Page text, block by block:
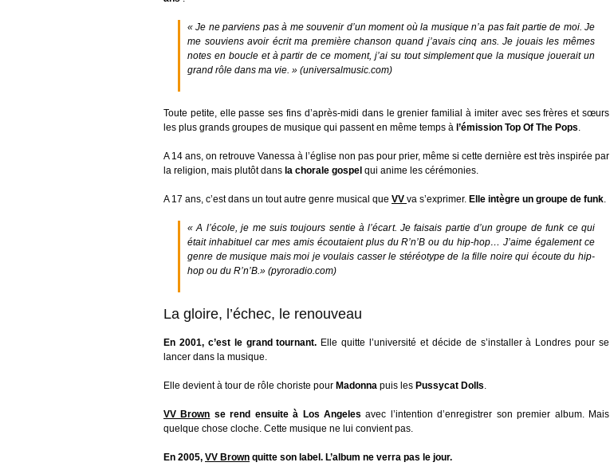
« Je ne parviens pas à me souvenir d’un moment où la musique n’a pas fait partie de moi. Je
me souviens avoir écrit ma première chanson quand j’avais cinq ans. Je jouais les mêmes
notes en boucle et à partir de ce moment, j’ai su tout simplement que la musique jouerait un
grand rôle dans ma vie. » (universalmusic.com)
Toute petite, elle passe ses fins d’après-midi dans le grenier familial à imiter avec ses frères et sœurs
les plus grands groupes de musique qui passent en même temps à l’émission Top Of The Pops.
A 14 ans, on retrouve Vanessa à l’église non pas pour prier, même si cette dernière est très inspirée par
la religion, mais plutôt dans la chorale gospel qui anime les cérémonies.
A 17 ans, c’est dans un tout autre genre musical que VV va s’exprimer. Elle intègre un groupe de funk.
« A l’école, je me suis toujours sentie à l’écart. Je faisais partie d’un groupe de funk ce qui
était inhabituel car mes amis écoutaient plus du R’n’B ou du hip-hop… J’aime également ce
genre de musique mais moi je voulais casser le stéréotype de la fille noire qui écoute du hip-
hop ou du R’n’B.» (pyroradio.com)
La gloire, l’échec, le renouveau
En 2001, c’est le grand tournant. Elle quitte l’université et décide de s’installer à Londres pour se
lancer dans la musique.
Elle devient à tour de rôle choriste pour Madonna puis les Pussycat Dolls.
VV Brown se rend ensuite à Los Angeles avec l’intention d’enregistrer son premier album. Mais
quelque chose cloche. Cette musique ne lui convient pas.
En 2005, VV Brown quitte son label. L’album ne verra pas le jour.